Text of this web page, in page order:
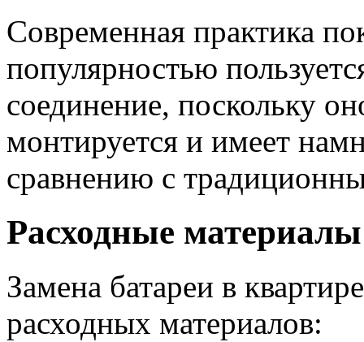
Современная практика
популярностью
соединение, поскольку
монтируется и имеет
сравнению с
Расходные материалы
Замена батареи в
расходных материалов: